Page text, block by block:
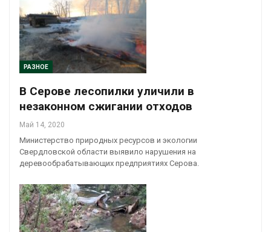
РАЗНОЕ
В Серове лесопилки уличили в
незаконном сжигании отходов
Май 14, 2020
Министерство природных ресурсов и экологии
Свердловской области выявило нарушения на
деревообрабатывающих предприятиях Серова.